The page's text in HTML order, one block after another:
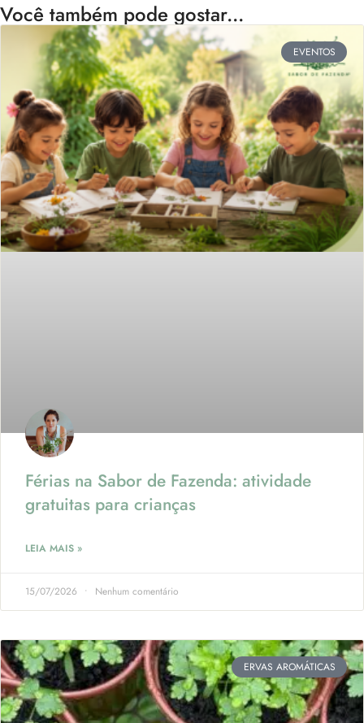
Você também pode gostar...
EVENTOS
Férias na Sabor de Fazenda: atividade
gratuitas para crianças
LEIA MAIS »
15/07/2026 Nenhum comentário
ERVAS AROMÁTICAS